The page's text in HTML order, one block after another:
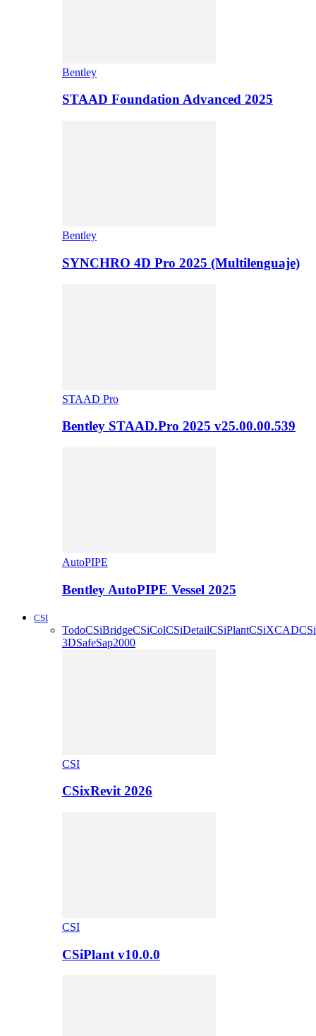
Bentley
STAAD Foundation Advanced 2025
Bentley
SYNCHRO 4D Pro 2025 (Multilenguaje)
STAAD Pro
Bentley STAAD.Pro 2025 v25.00.00.539
AutoPIPE
Bentley AutoPIPE Vessel 2025
CSI
TodoCSiBridgeCSiColCSiDetailCSiPlantCSiXCAD
3DSafeSap2000
CSI
CSixRevit 2026
CSI
CSiPlant v10.0.0